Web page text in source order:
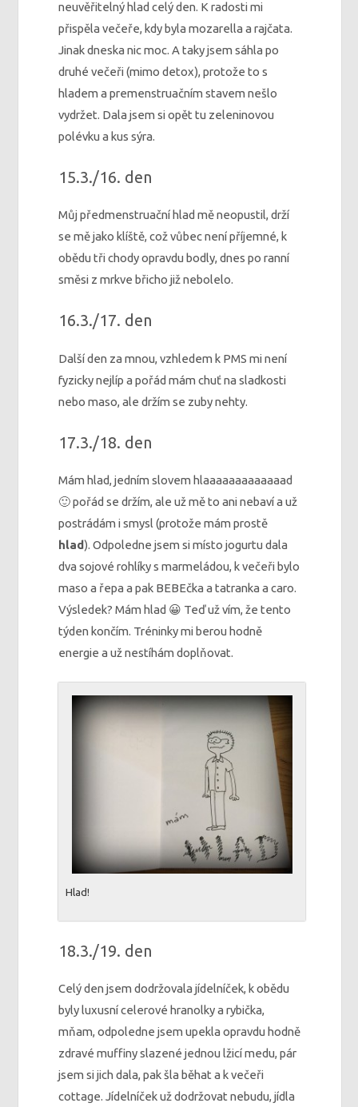
neuvěřitelný hlad celý den. K radosti mi
přispěla večeře, kdy byla mozarella a rajčata.
Jinak dneska nic moc. A taky jsem sáhla po
druhé večeři (mimo detox), protože to s
hladem a premenstruačním stavem nešlo
vydržet. Dala jsem si opět tu zeleninovou
polévku a kus sýra.
15.3./16. den
Můj předmenstruační hlad mě neopustil, drží
se mě jako klíště, což vůbec není příjemné, k
obědu tři chody opravdu bodly, dnes po ranní
směsi z mrkve břicho již nebolelo.
16.3./17. den
Další den za mnou, vzhledem k PMS mi není
fyzicky nejlíp a pořád mám chuť na sladkosti
nebo maso, ale držím se zuby nehty.
17.3./18. den
Mám hlad, jedním slovem hlaaaaaaaaaaaaad
🙂 pořád se držím, ale už mě to ani nebaví a už
postrádám i smysl (protože mám prostě
hlad). Odpoledne jsem si místo jogurtu dala
dva sojové rohlíky s marmeládou, k večeři bylo
maso a řepa a pak BEBEčka a tatranka a caro.
Výsledek? Mám hlad 😀 Teď už vím, že tento
týden končím. Tréninky mi berou hodně
energie a už nestíhám doplňovat.
Hlad!
18.3./19. den
Celý den jsem dodržovala jídelníček, k obědu
byly luxusní celerové hranolky a rybička,
mňam, odpoledne jsem upekla opravdu hodně
zdravé muffiny slazené jednou lžicí medu, pár
jsem si jich dala, pak šla běhat a k večeři
cottage. Jídelníček už dodržovat nebudu, jídla